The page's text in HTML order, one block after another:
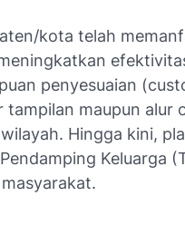
kota telah
penyesuaian
tampilan maupun alur
Hingga kini,
Keluarga